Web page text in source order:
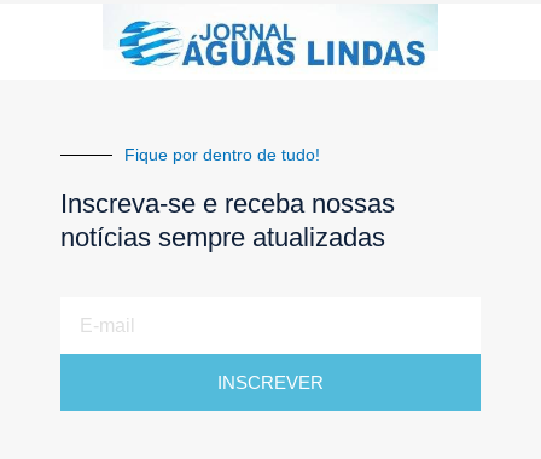
Fique por dentro de tudo!
Inscreva-se e receba nossas
notícias sempre atualizadas
mail
INSCREVER